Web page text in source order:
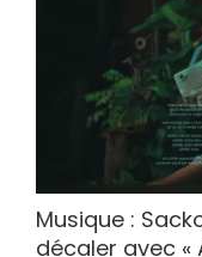
Musique :
décaler avec «